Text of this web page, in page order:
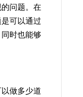
问题。在
可以通过
时也能够
做多少道